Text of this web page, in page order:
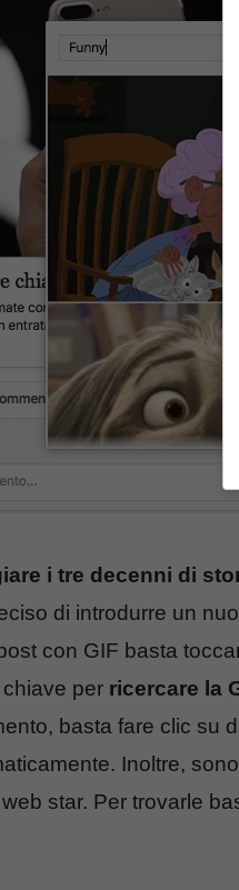
i tre decenni di
di introdurre un
con GIF basta
per ricercare la
basta fare clic su
Inoltre,
star. Per trovarle